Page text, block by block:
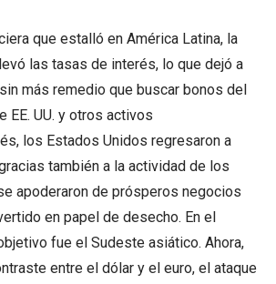
que estalló en América Latina, la
las tasas de interés, lo que dejó a
más remedio que buscar bonos del
EE. UU. y otros activos
los Estados Unidos regresaron a
también a la actividad de los
apoderaron de prósperos negocios
en papel de desecho. En el
fue el Sudeste asiático. Ahora,
entre el dólar y el euro, el ataque